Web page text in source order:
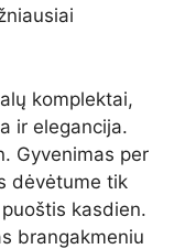
komplektai,
ir elegancija.
Gyvenimas per
dėvėtume tik
kasdien.
brangakmeniu